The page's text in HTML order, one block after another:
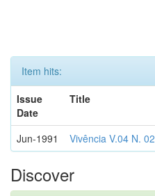
Item hits:
Issue
Date
Title
Jun-1991 Vivência V.04 N. 02
Discover